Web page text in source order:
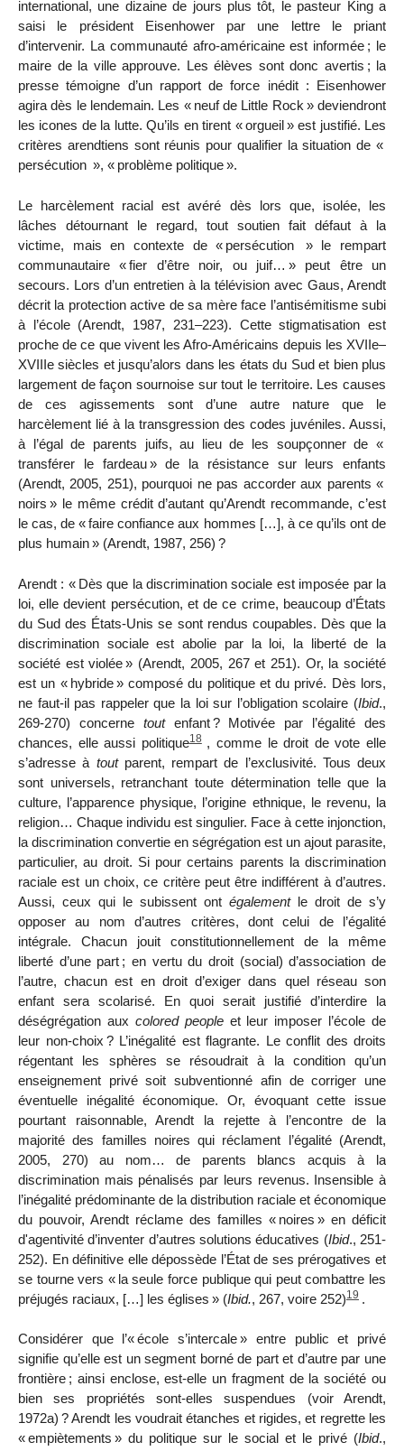
international, une dizaine de jours plus tôt, le pasteur King a
saisi le président Eisenhower par une lettre le priant
d’intervenir. La communauté afro-américaine est informée ; le
maire de la ville approuve. Les élèves sont donc avertis ; la
presse témoigne d’un rapport de force inédit : Eisenhower
agira dès le lendemain. Les « neufde Little Rock » deviendront
les icones de la lutte. Qu’ils en tirent «orgueil» est justifié. Les
critères arendtiens sont réunis pour qualifier la situation de «
persécution », « problème politique».
Le harcèlement racial est avéré dès lors que, isolée, les
lâches détournant le regard, tout soutien fait défaut à la
victime, mais en contexte de « persécution
» le rempart
communautaire «fier d’être noir, ou juif… » peut être un
secours. Lors d’un entretien à la télévision avec Gaus, Arendt
décrit la protection active de sa mère face l’antisémitisme subi
à l’école (Arendt, 1987, 231–223). Cette stigmatisation est
proche de ce que vivent les Afro-Américains depuis les XVIIe–
XVIIIe siècles et jusqu’alors dans les états du Sud et bien plus
largement de façon sournoise sur tout le territoire. Les causes
de ces agissements sont d’une autre nature que le
harcèlement lié à la transgression des codes juvéniles. Aussi,
à l’égal de parents juifs, au lieu de les soupçonner de «
transférer le fardeau » de la résistance sur leurs enfants
(Arendt, 2005, 251), pourquoi ne pas accorder aux parents «
noirs » le même crédit d’autant qu’Arendt recommande, c’est
le cas, de «faire confiance aux hommes […], à ce qu’ils ont de
plus humain» (Arendt, 1987, 256) ?
Arendt : «Dès que la discrimination sociale est imposée par la
loi, elle devient persécution, et de ce crime, beaucoup d’États
du Sud des États-Unis se sont rendus coupables. Dès que la
discrimination sociale est abolie par la loi, la liberté de la
société est violée» (Arendt, 2005, 267 et 251). Or, la société
est un «hybride» composé du politique et du privé. Dès lors,
ne faut-il pas rappeler que la loi sur l’obligation scolaire (Ibid.,
269-270) concerne toutenfant? Motivée par l’égalité des
chances, elle aussi politique18 , comme le droit de vote elle
s’adresse à toutparent, rempart de l’exclusivité. Tous deux
sont universels, retranchant toute détermination telle que la
culture, l’apparence physique, l’origine ethnique, le revenu, la
religion… Chaque individu est singulier. Face à cette injonction,
la discrimination convertie en ségrégation est un ajout parasite,
particulier, au droit. Si pour certains parents la discrimination
raciale est un choix, ce critère peut être indifférent à d’autres.
Aussi, ceux qui le subissent ont également le droit de s’y
opposer au nom d’autres critères, dont celui de l’égalité
intégrale. Chacun jouit constitutionnellement de la même
liberté d’une part ; en vertu du droit (social) d’association de
l’autre, chacun est en droit d’exiger dans quel réseau son
enfant sera scolarisé. En quoi serait justifié d’interdire la
déségrégation aux colored people et leur imposer l’école de
leur non-choix ? L’inégalité est flagrante. Le conflit des droits
régentant les sphères se résoudrait à la condition qu’un
enseignement privé soit subventionné afin de corriger une
éventuelle inégalité économique. Or, évoquant cette issue
pourtant raisonnable, Arendt la rejette à l’encontre de la
majorité des familles noires qui réclament l’égalité (Arendt,
2005, 270) au nom… de parents blancs acquis à la
discrimination mais pénalisés par leurs revenus. Insensible à
l’inégalité prédominante de la distribution raciale et économique
du pouvoir, Arendt réclame des familles « noires » en déficit
d'agentivité d’inventer d’autres solutions éducatives (Ibid., 251-
252). En définitive elle dépossède l’État de ses prérogatives et
se tourne vers «la seule force publique qui peut combattre les
préjugés raciaux, […] les églises » (Ibid., 267, voire 252)19 .
Considérer que l’«école s’intercale» entre public et privé
signifie qu’elle est un segment borné de part et d’autre par une
frontière ; ainsi enclose, est-elle un fragment de la société ou
bien ses propriétés sont-elles suspendues (voirArendt,
1972a) ? Arendt les voudrait étanches et rigides, et regrette les
«empiètements » du politique sur le social et le privé (Ibid.,